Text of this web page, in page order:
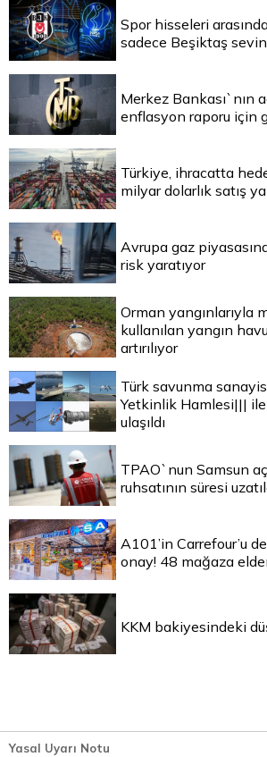
Spor hisseleri arasında
sadece Beşiktaş
Merkez Bankası`nın
enflasyon raporu için
Türkiye, ihracatta
milyar dolarlık satış
Avrupa gaz
risk yaratıyor
Orman yangınlarıyla
kullanılan yangın
artırılıyor
Türk savunma
Yetkinlik Hamlesi|||
ulaşıldı
TPAO`nun Samsun
ruhsatının süresi
A101’in Carrefour’u
onay! 48 mağaza
KKM bakiyesindeki
Yasal Uyarı Notu